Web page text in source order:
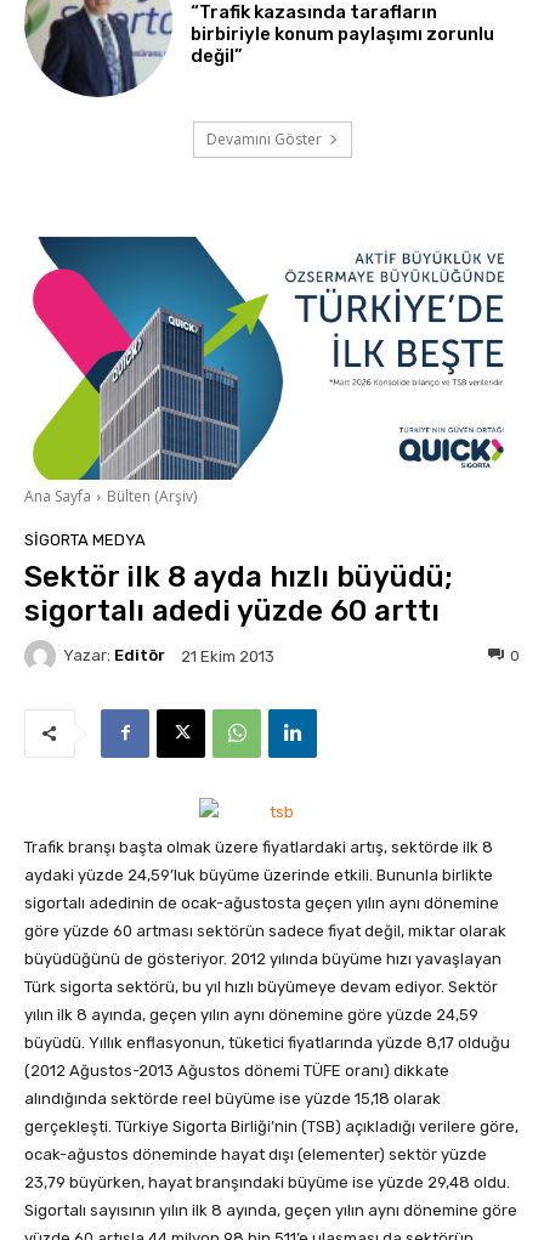
“Trafik kazasında tarafların
birbiriyle konum paylaşımı zorunlu
değil”
Devamını Göster